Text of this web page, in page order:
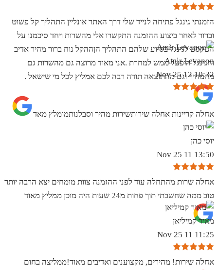
הזמנתי גינגל פתיחה לנייד שלי דרך האתר אונליין התהליך קל פשוט
וברור לאחר ביצוע ההזמנה התקשרו אלי מהשרות ויחד סיכמנו על
הטקסט לגינגל בסיוע שלהם התהליך הןההקל נוח ברור מהיר אדיב
והגינגל הופעל ממש למחרת .אני מאוד מרוצה גם מהשרות גם
מהמחיר וגם מהתוצאה תודה רבה לכם אמליץ לכל מי שישאל .
Amir Levanon
10:32 12 Nov 25
אחלה קריינות אחלה שירותשירות מהיר וסבלנותמומלץ מאד
יוסי כהן
13:50 11 Nov 25
אחלה שרות מהתחלה עוד לפני ההזמנה צוות מומחים יצא הרבה יותר
טוב ממה שחשבתי תוך פחות מ24 שעות היה מוכן ממליץ מאוד
מאיר קמיליאן
11:25 11 Nov 25
אחלה שירות! מהירים, מקצוענים ואדיבים מאוד!ממליצה בחום